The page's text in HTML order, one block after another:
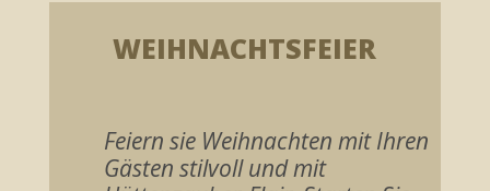
WEIHNACHTSFEIER
Feiern sie Weihnachten mit Ihren
Gästen stilvoll und mit